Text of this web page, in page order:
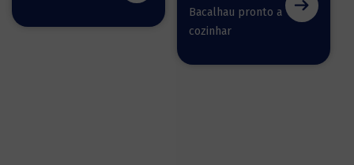
Bacalhau pronto a
cozinhar